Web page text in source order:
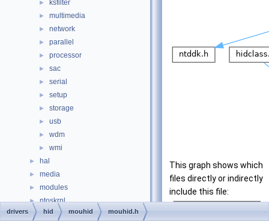
► ksfilter
► multimedia
► network
► parallel
► processor
► sac
► serial
► setup
► storage
► usb
► wdm
► wmi
► hal
► media
► modules
► ntoskrnl
► sdk
This graph shows which
files directly or indirectly
include this file:
drivers hid mouhid mouhid.h